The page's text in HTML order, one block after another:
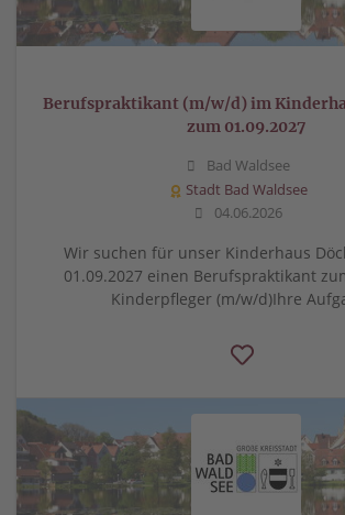
Berufspraktikant (m/w/d) im
zum 01.09.2027
Bad Waldsee
Stadt Bad Waldsee
04.06.2026
Wir suchen für unser Kinderhaus
01.09.2027 einen Berufspraktikant
Kinderpfleger (m/w/d)Ihre